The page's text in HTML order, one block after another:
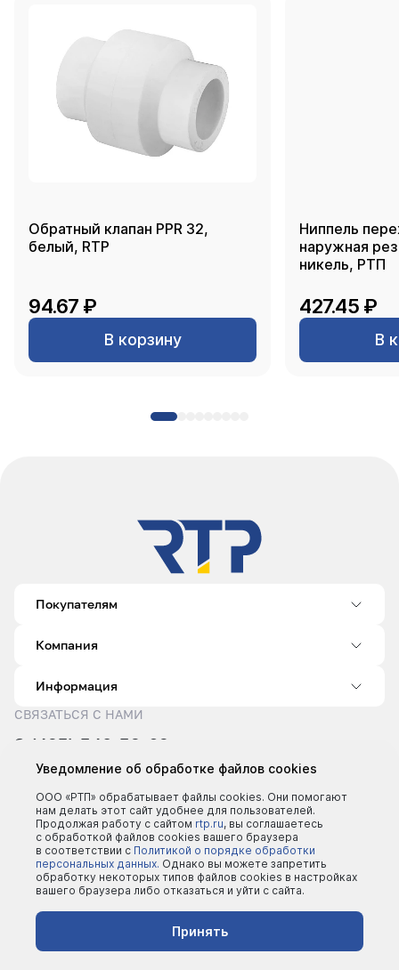
Обратный клапан PPR 32,
белый, RTP
94.67 ₽
В корзину
Ниппель
наружная
никель, РТП
427.45 ₽
В
Покупателям
Компания
Информация
СВЯЗАТЬСЯ С НАМИ
8 (495) 540-52-62
sale@rtp.ru
Пн–Пт: 9:00–18:00
©2000 - 2026 | Все права защищены
Политика конфеденциальности
Уведомление об обработке файлов cookies
ООО «РТП» обрабатывает файлы cookies. Они помогают
нам делать этот сайт удобнее для пользователей.
Продолжая работу с сайтом rtp.ru, вы соглашаетесь
с обработкой файлов cookies вашего браузера
в соответствии с Политикой о порядке обработки
персональных данных. Однако вы можете запретить
обработку некоторых типов файлов cookies в настройках
вашего браузера либо отказаться и уйти с сайта.
Принять